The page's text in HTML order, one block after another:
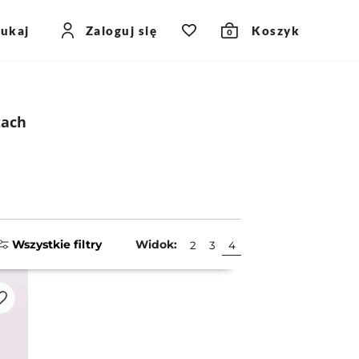
Zaloguj się 0 Koszyk
Wszystkie filtry Widok: 2 3 4